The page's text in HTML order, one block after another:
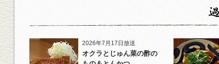
2026年7月17日放送
オクラとじゅん菜の酢の